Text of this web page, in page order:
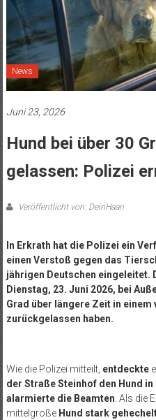
News
Juni 23, 2026
Hund bei über 30
gelassen: Polizei
Veröffentlicht von: DeinHaan
In Erkrath hat die Polizei ein
einen Verstoß gegen das
jährigen Deutschen eingeleitet.
Dienstag, 23. Juni 2026, bei
Grad über längere Zeit in
zurückgelassen haben.
Wie die Polizei mitteilt, entdeckte
der Straße Steinhof den Hund in
alarmierte die Beamten . Als die
mittelgroße Hund stark